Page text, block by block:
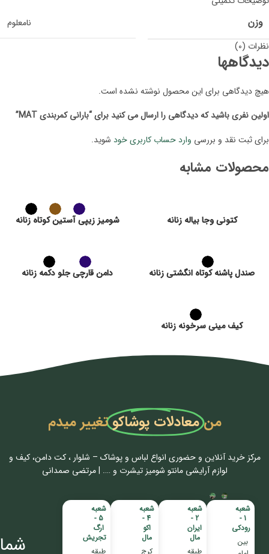
وزن
نامعلوم
نظرات (0)
دیدگاهها
هیچ دیدگاهی برای این محصول نوشته نشده است.
اولین نفری باشید که دیدگاهی را ارسال می کنید برای “بارانی کمربندی MAT”
برای ثبت نقد و بررسی وارد حساب کاربری خود شوید.
محصولات مشابه
کتونی وجا بیاله زنانه شومیز زیپی آستین کوتاه زنانه
صندل پاشنه کوتاه انگشتی زنانه دامن قارچی جلو دکمه زنانه
کیف مینی سرخونه زنانه
منمعادلات پوشاکوتغییر میدم
مرکز خرید آنلاین و حضوری انواع لباس‌ و پوشاک – شلوار ، کت دامن، کیف و
لوازم آرایشی مانتو شومیز تیشرت و …. | مرتضی صمدانی
شعبه
1 -
رودکی
بین
شعبه
2 -
ایران
مال
طبقه
شعبه
4 -
اکو
مال
کرج
شعبه
5 -
ارگ
تجریش
طبقه